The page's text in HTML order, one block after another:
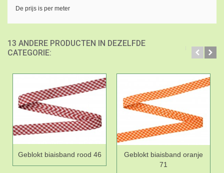
De prijs is per meter
13 ANDERE PRODUCTEN IN DEZELFDE
CATEGORIE:
Geblokt biaisband rood 46
Geblokt biaisband oranje
71